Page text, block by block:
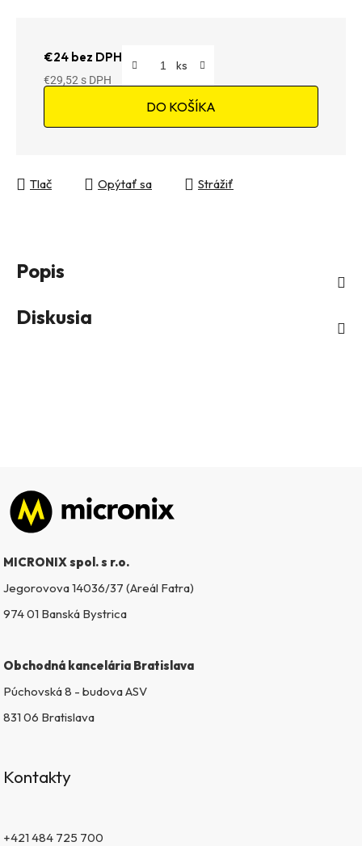
€24 bez DPH
€29,52
DO KOŠÍKA
Tlač Opýtať sa Strážiť
Popis
Diskusia
Zápätie
MICRONIX spol. s r.o.
Jegorovova 14036/37 (Areál Fatra)
974 01 Banská Bystrica
Obchodná kancelária Bratislava
Púchovská 8 - budova ASV
831 06 Bratislava
Kontakty
+421 484 725 700